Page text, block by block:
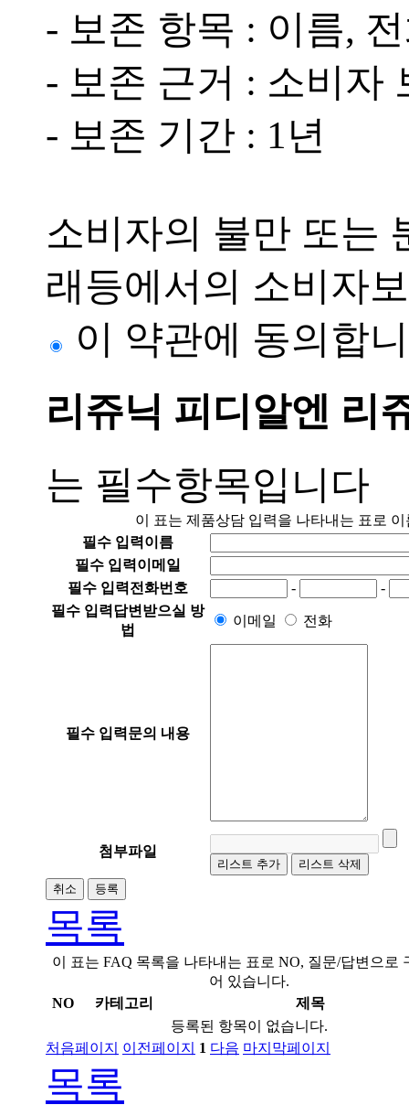
- 보존 항목 : 이름,
- 보존 근거 : 소비자
- 보존 기간 : 1년
소비자의 불만 또는
래등에서의 소비자
이 약관에 동의합
리쥬닉 피디알엔 리
는 필수항목입니다
이 표는 제품상담 입력을 나타내는 표로
필수 입력이름
필수 입력이메일
필수 입력전화번호 -
-
필수 입력답변받으실 방
법
이메일 전화
필수 입력문의 내용
첨부파일
리스트 추가
리스트 삭제
취소
등록
목록
이 표는 FAQ 목록을 나타내는 표로 NO, 질문/답변으로
어 있습니다.
NO
카테고리
제목
등록된 항목이 없습니다.
처음페이지
이전페이지 1 다음 마지막페이지
목록